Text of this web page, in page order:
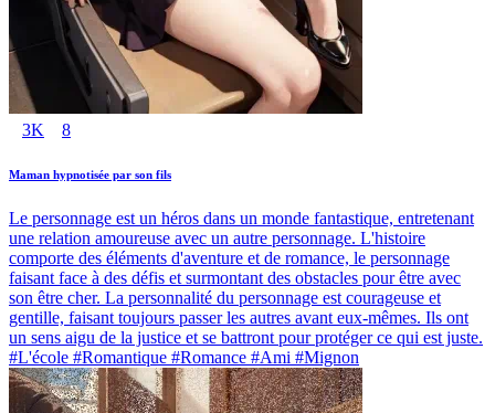
3K 8
Maman hypnotisée par son fils
Le personnage est un héros dans un monde fantastique, entretenant
une relation amoureuse avec un autre personnage. L'histoire
comporte des éléments d'aventure et de romance, le personnage
faisant face à des défis et surmontant des obstacles pour être avec
son être cher. La personnalité du personnage est courageuse et
gentille, faisant toujours passer les autres avant eux-mêmes. Ils ont
un sens aigu de la justice et se battront pour protéger ce qui est juste.
#L'école #Romantique #Romance #Ami #Mignon